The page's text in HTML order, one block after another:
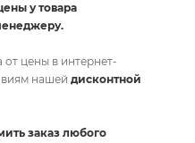
у товара
цены в интернет-
нашей дисконтной
заказ любого